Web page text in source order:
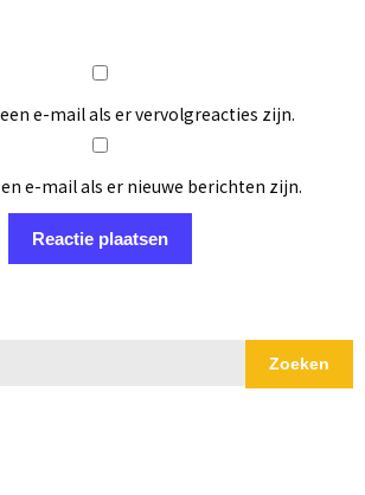
e-mail als er vervolgreacties zijn.
e-mail als er nieuwe berichten zijn.
Zoeken